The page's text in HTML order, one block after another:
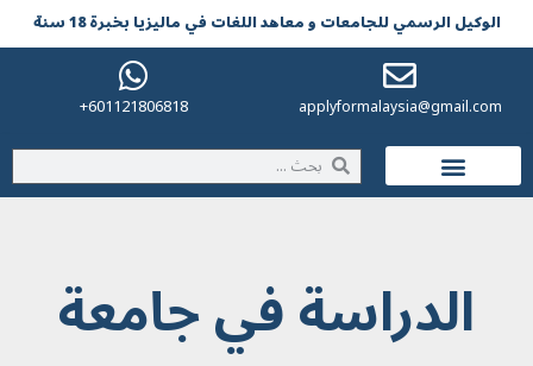
الوکیل الرسمي للجامعات و معاهد اللغات في مالیزیا بخبرة 18 سنة
applyformalaysia@gmail.com
601121806818+
الدراسة في جامعة